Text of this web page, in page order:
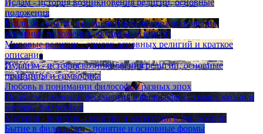
положения
Буддизм - кратко о религии (история возникновения,
основные положения, священные книги)
Мировые религии - список основных религий и краткое
описание
Иудаизм - история возникновения религии, основные
принципы и символика
Любовь в понимании философов разных эпох
Проблема смерти и бессмертия в философии - смысл жизни и
взгляды философов
Материя - понятие, свойства и категории в философии
Бытие в философии - понятие и основные формы